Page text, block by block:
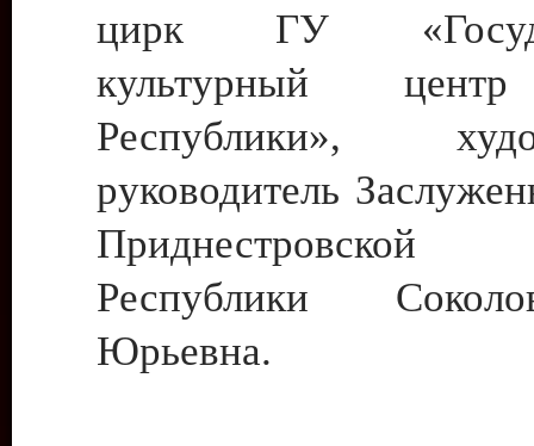
цирк ГУ
культурный
Республики»,
руководитель
Приднестровской
Республики
Юрьевна.